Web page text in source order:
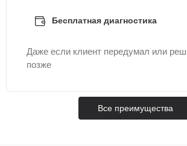
Бесплатная диагностика
Даже если клиент передумал или
позже
Все преимущества